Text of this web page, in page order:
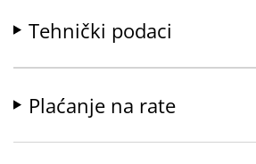
Tehnički podaci
Plaćanje na rate